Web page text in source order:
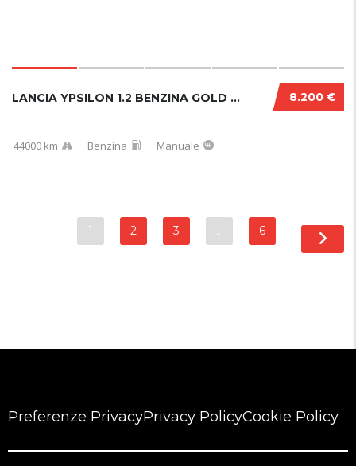
8.200 €
LANCIA YPSILON 1.2 BENZINA GOLD 44000 KM
44000 km Benzina Manuale
1 2 3 … 6
Preferenze PrivacyPrivacy PolicyCookie Policy